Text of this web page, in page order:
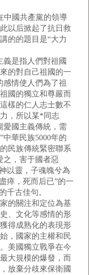
中國共產黨的領導
以后掀起了抗日救
的的題目是“大力
義是指人們對祖國
的對自己祖國的一
感情使人們為了祖
國的獨立和尊嚴而
樣的仁人志士數不
，所以某*同志
愛國主義傳統，需
華民族5000年的
民族傳統緊密聯系
之，害于國者惡
以靈，子魂魄兮為
瘁，死而后已”的一
千古佳句。
的關注和定位為基
、文化等感情的形
得成熟化的表現形
，國家的主權和民
美國獨立戰爭在今
大規模的爆發，而
放棄分歧來保衛國